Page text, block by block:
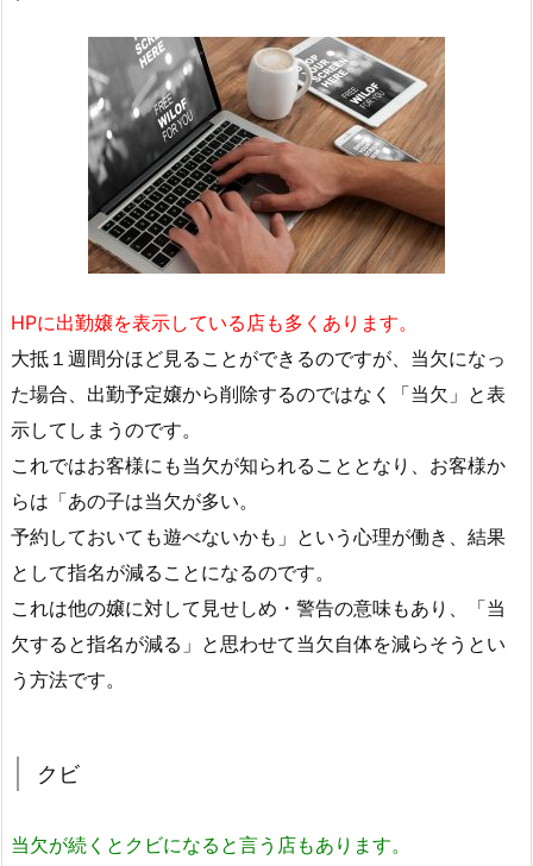
HPに出勤嬢を表示している店も多くあります。
大抵１週間分ほど見ることができるのですが、当欠になっ
た場合、出勤予定嬢から削除するのではなく「当欠」と表
示してしまうのです。
これではお客様にも当欠が知られることとなり、お客様か
らは「あの子は当欠が多い。
予約しておいても遊べないかも」という心理が働き、結果
として指名が減ることになるのです。
これは他の嬢に対して見せしめ・警告の意味もあり、「当
欠すると指名が減る」と思わせて当欠自体を減らそうとい
う方法です。
クビ
当欠が続くとクビになると言う店もあります。